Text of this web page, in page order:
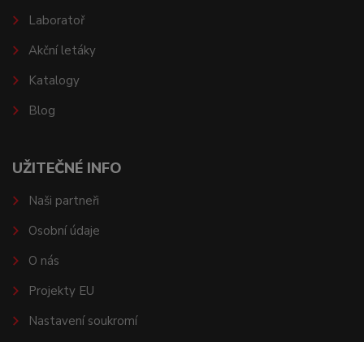
Laboratoř
Akční letáky
Katalogy
Blog
UŽITEČNÉ INFO
Naši partneři
Osobní údaje
O nás
Projekty EU
Nastavení soukromí